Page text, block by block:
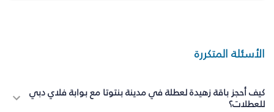
الأسئلة المتكررة
كيف أحجز باقة زهيدة لعطلة في مدينة بنتوتا مع بوابة فلاي دبي
للعطلات؟